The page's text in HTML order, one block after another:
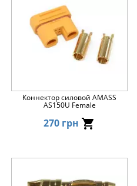
Коннектор силовой AMASS
AS150U Female
270 грн